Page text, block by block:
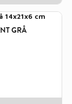
GRÅ